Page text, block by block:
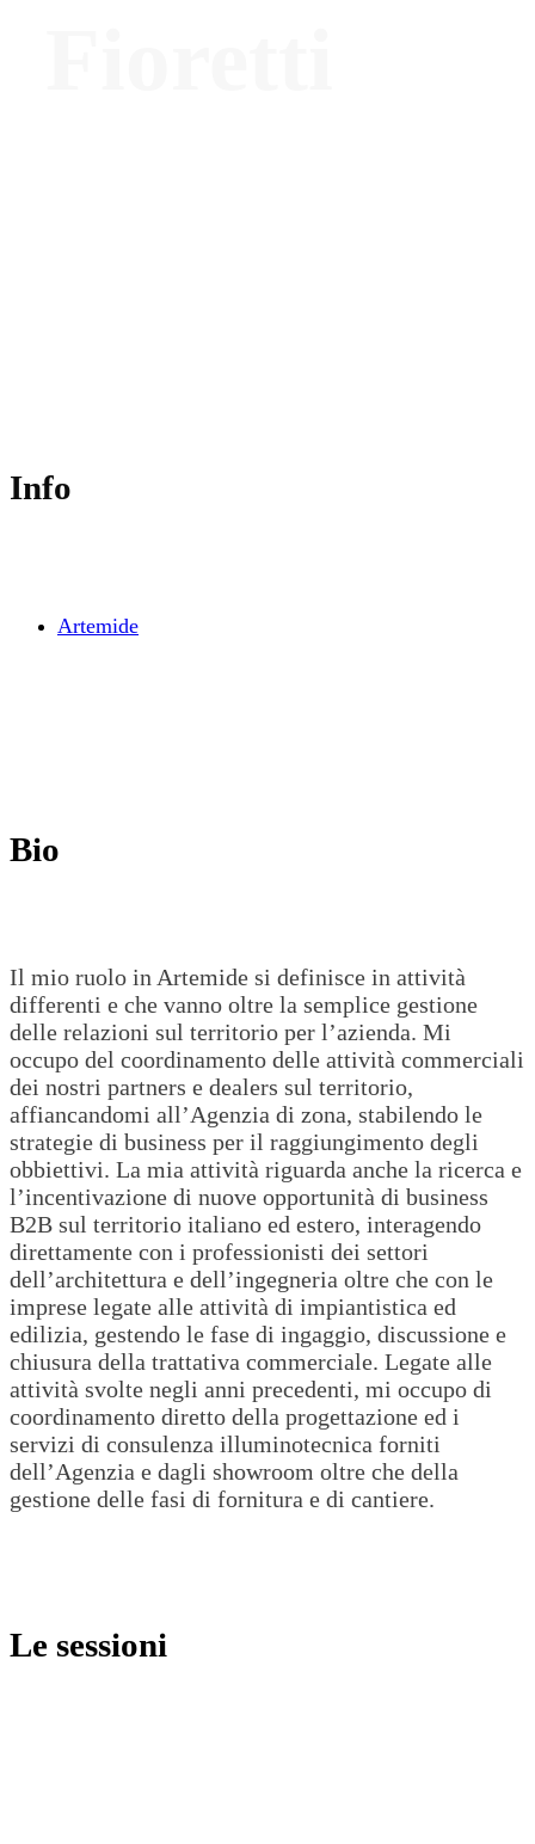
Info
Artemide
Bio
Il mio ruolo in Artemide si definisce in attività
differenti e che vanno oltre la semplice gestione
delle relazioni sul territorio per l’azienda. Mi
occupo del coordinamento delle attività commerciali
dei nostri partners e dealers sul territorio,
affiancandomi all’Agenzia di zona, stabilendo le
strategie di business per il raggiungimento degli
obbiettivi. La mia attività riguarda anche la ricerca e
l’incentivazione di nuove opportunità di business
B2B sul territorio italiano ed estero, interagendo
direttamente con i professionisti dei settori
dell’architettura e dell’ingegneria oltre che con le
imprese legate alle attività di impiantistica ed
edilizia, gestendo le fase di ingaggio, discussione e
chiusura della trattativa commerciale. Legate alle
attività svolte negli anni precedenti, mi occupo di
coordinamento diretto della progettazione ed i
servizi di consulenza illuminotecnica forniti
dell’Agenzia e dagli showroom oltre che della
gestione delle fasi di fornitura e di cantiere.
Le sessioni